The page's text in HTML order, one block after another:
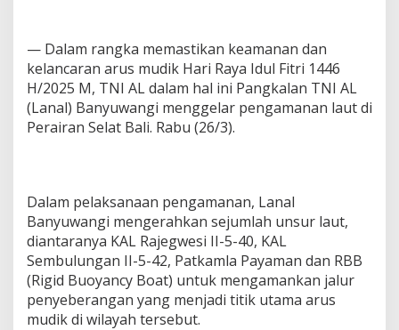
— Dalam rangka memastikan keamanan dan
kelancaran arus mudik Hari Raya Idul Fitri 1446
H/2025 M, TNI AL dalam hal ini Pangkalan TNI AL
(Lanal) Banyuwangi menggelar pengamanan laut di
Perairan Selat Bali. Rabu (26/3).
Dalam pelaksanaan pengamanan, Lanal
Banyuwangi mengerahkan sejumlah unsur laut,
diantaranya KAL Rajegwesi II-5-40, KAL
Sembulungan II-5-42, Patkamla Payaman dan RBB
(Rigid Buoyancy Boat) untuk mengamankan jalur
penyeberangan yang menjadi titik utama arus
mudik di wilayah tersebut.